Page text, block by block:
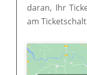
daran, Ihr
am